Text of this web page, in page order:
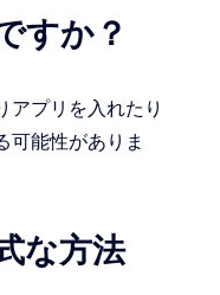
すか？
アプリを入れたり
可能性がありま
な方法